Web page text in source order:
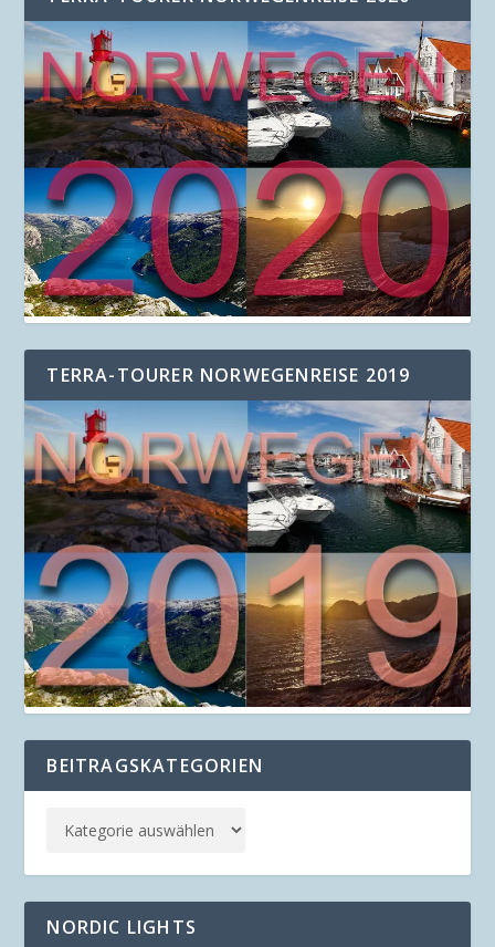
TERRA-TOURER NORWEGENREISE 2019
BEITRAGSKATEGORIEN
NORDIC LIGHTS